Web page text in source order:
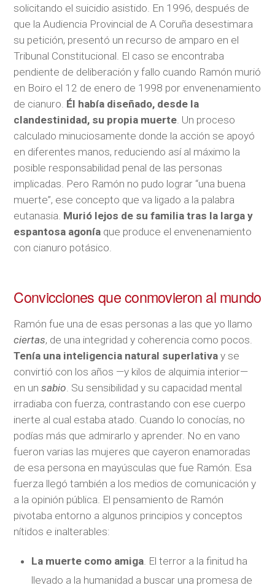
solicitando el suicidio asistido. En 1996, después de
que la Audiencia Provincial de A Coruña desestimara
su petición, presentó un recurso de amparo en el
Tribunal Constitucional. El caso se encontraba
pendiente de deliberación y fallo cuando Ramón murió
en Boiro el 12 de enero de 1998 por envenenamiento
de cianuro. Él había diseñado, desde la
clandestinidad, su propia muerte. Un proceso
calculado minuciosamente donde la acción se apoyó
en diferentes manos, reduciendo así al máximo la
posible responsabilidad penal de las personas
implicadas. Pero Ramón no pudo lograr “una buena
muerte”, ese concepto que va ligado a la palabra
eutanasia. Murió lejos de su familia tras la larga y
espantosa agonía que produce el envenenamiento
con cianuro potásico.
Convicciones que conmovieron al mundo
Ramón fue una de esas personas a las que yo llamo
ciertas, de una integridad y coherencia como pocos.
Tenía una inteligencia natural superlativa y se
convirtió con los años —y kilos de alquimia interior—
en unsabio. Su sensibilidad y su capacidad mental
irradiaba con fuerza, contrastando con ese cuerpo
inerte al cual estaba atado. Cuando lo conocías, no
podías más que admirarlo y aprender. No en vano
fueron varias las mujeres que cayeron enamoradas
de esa persona en mayúsculas que fue Ramón. Esa
fuerza llegó también a los medios de comunicación y
a la opinión pública. El pensamiento de Ramón
pivotaba entorno a algunos principios y conceptos
nítidos e inalterables:
La muerte como amiga . El terror a la finitud ha
llevado a la humanidad a buscar una promesa de